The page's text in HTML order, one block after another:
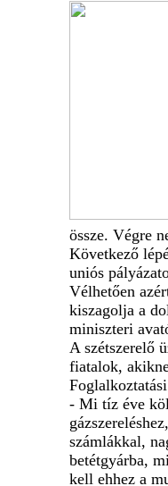
össze. Végre
Következő
uniós
Vélhetően
kiszagolja a
miniszteri
A szétszerelő
fiatalok,
- Mi tíz éve
számlákkal,
betétgyárba,
kell ehhez a